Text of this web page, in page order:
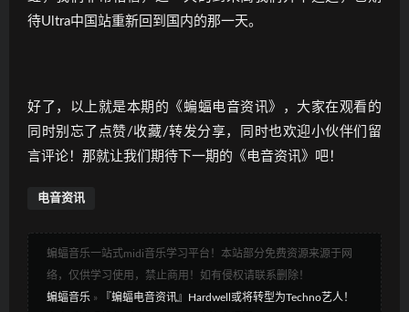
待Ultra中国站重新回到国内的那一天。
好了，以上就是本期的《蝙蝠电音资讯》，大家在观看的
同时别忘了点赞/收藏/转发分享，同时也欢迎小伙伴们留
言评论！那就让我们期待下一期的《电音资讯》吧！
电音资讯
蝙蝠音乐一站式midi音乐学习平台！本站部分免费资源来源于网
络，仅供学习使用，禁止商用！如有侵权请联系删除！
蝙蝠音乐 »
『蝙蝠电音资讯』Hardwell或将转型为Techno艺人！